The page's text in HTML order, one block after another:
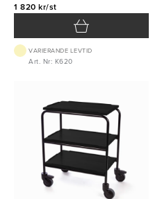
1 820 kr/st
VARIERANDE LEVTID
Art. Nr: K620